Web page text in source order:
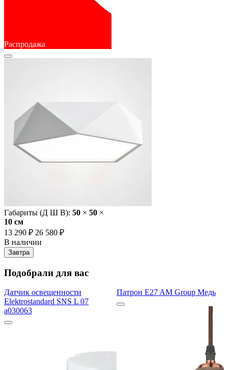
Распродажа
Габариты (Д Ш В): 50 × 50 ×
10 cм
13 290 ₽ 26 580 ₽
В наличии
Завтра
Подобрали для вас
Датчик освещенности
Elektrostandard SNS L 07
a030063
Патрон E27 AM Group Медь